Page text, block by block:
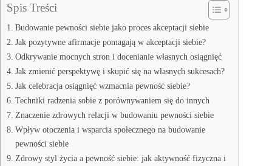
Spis Treści
Budowanie pewności siebie jako proces akceptacji siebie
Jak pozytywne afirmacje pomagają w akceptacji siebie?
Odkrywanie mocnych stron i docenianie własnych osiągnięć
Jak zmienić perspektywę i skupić się na własnych sukcesach?
Jak celebracja osiągnięć wzmacnia pewność siebie?
Techniki radzenia sobie z porównywaniem się do innych
Znaczenie zdrowych relacji w budowaniu pewności siebie
Wpływ otoczenia i wsparcia społecznego na budowanie
pewności siebie
Zdrowy styl życia a pewność siebie: jak aktywność fizyczna i